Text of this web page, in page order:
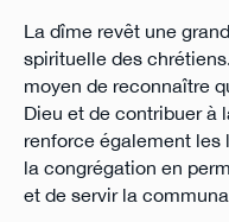
La dîme revêt une
spirituelle des
moyen de reconnaître
Dieu et de contribuer à
renforce également les
la congrégation en
et de servir la